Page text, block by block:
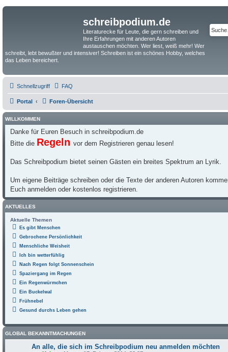
schreibpodium.de
Literaturecke für Leute, die gern schreiben und
Ihre Erfahrungen mit anderen Autoren
austauschen möchten. Wer liest, weiß mehr! Wer
schreibt, lebt bewußter und intensiver! Schreiben ist ein schönes Hobby, welches
das Leben bereichert.
Schnellzugriff FAQ
Portal Foren-Übersicht
WILLKOMMEN
Danke für Euren Besuch in schreibpodium.de
Bitte die Regeln vor dem Registrieren genau lesen!
Das Schreibpodium bietet seinen Gästen ein breites Spektrum an Lyrik.
Um eigene Beiträge schreiben oder die Texte der anderen Autoren
Euch anmelden oder kostenlos registrieren.
AKTUELLES
Aktuelle Themen
Es gibt Menschen
Gebrochene Persönlichkeit
Menschliche Weisheit
Ich bin wetterfühlig
Nach Regen folgt Sonnenschein
Spaziergang im Regen
Ein Regenwürmchen
Ein Buckelwal
Frühnebel
Gesund durchs Leben gehen
GLOBAL BEKANNTMACHUNGEN
An alle, die sich im Schreibpodium neu anmelden möchten